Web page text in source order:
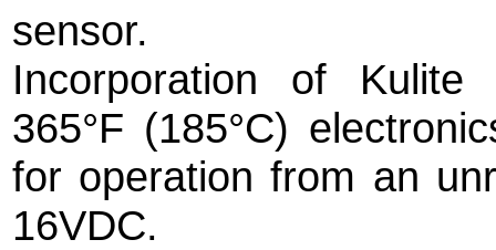
sensor.
Incorporation of Kulite
365°F (185°C)
for operation from an
16VDC.